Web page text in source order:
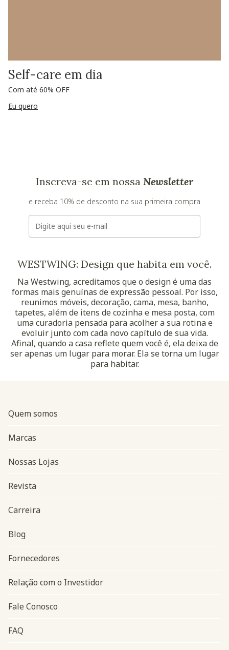
Self-care em dia
Com até 60% OFF
Eu quero
Inscreva-se em nossa Newsletter
e receba 10% de desconto na sua primeira compra
E-mail
WESTWING: Design que habita em você.
Na Westwing, acreditamos que o design é uma das
formas mais genuínas de expressão pessoal. Por isso,
reunimos móveis, decoração, cama, mesa, banho,
tapetes, além de itens de cozinha e mesa posta, com
uma curadoria pensada para acolher a sua rotina e
evoluir junto com cada novo capítulo de sua vida.
Afinal, quando a casa reflete quem você é, ela deixa de
ser apenas um lugar para morar. Ela se torna um lugar
para habitar.
Navegação do rodapé
Quem somos
Marcas
Nossas Lojas
Revista
Carreira
Blog
Fornecedores
Relação com o Investidor
Fale Conosco
FAQ